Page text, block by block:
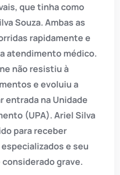
que tinha como
Souza. Ambas as
rapidamente e
atendimento médico.
não resistiu à
e evoluiu a
entrada na Unidade
(UPA). Ariel Silva
para receber
e seu
grave.